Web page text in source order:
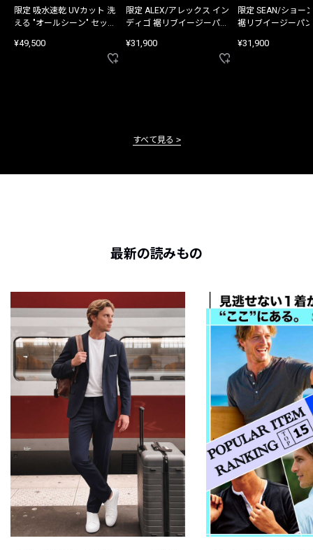
限定 吸水速乾 UVカット 洗
える "オールシーン" セット
¥49,500
限定 ALEX/アレックス イン
ディゴ 裾リブイージーパン
¥31,900
限定 SEAN/ショー
裾リブイージーパ
¥31,900
すべて見る
最新の読みもの